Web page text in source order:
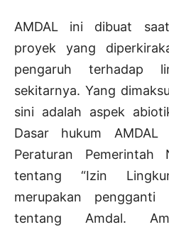
AMDAL ini dibuat
proyek yang
pengaruh terhadap
sekitarnya. Yang
sini adalah aspek
Dasar hukum
Peraturan
tentang “Izin
merupakan
tentang Amdal.